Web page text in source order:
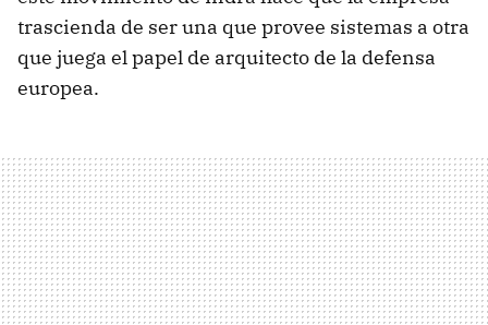
trascienda de ser una que provee sistemas a otra
que juega el papel de arquitecto de la defensa
europea.